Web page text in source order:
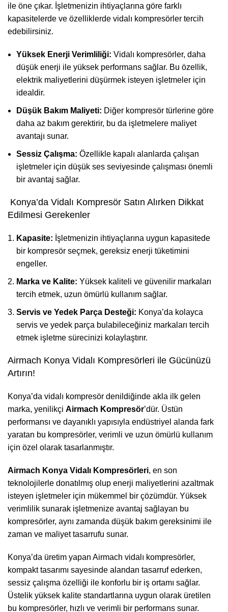
ile öne çıkar. İşletmenizin ihtiyaçlarına göre farklı
kapasitelerde ve özelliklerde vidalı kompresörler tercih
edebilirsiniz.
Yüksek Enerji Verimliliği: Vidalı kompresörler, daha
düşük enerji ile yüksek performans sağlar. Bu özellik,
elektrik maliyetlerini düşürmek isteyen işletmeler için
idealdir.
Düşük Bakım Maliyeti: Diğer kompresör türlerine göre
daha az bakım gerektirir, bu da işletmelere maliyet
avantajı sunar.
Sessiz Çalışma: Özellikle kapalı alanlarda çalışan
işletmeler için düşük ses seviyesinde çalışması önemli
bir avantaj sağlar.
Konya’da Vidalı Kompresör Satın Alırken Dikkat
Edilmesi Gerekenler
Kapasite: İşletmenizin ihtiyaçlarına uygun kapasitede
bir kompresör seçmek, gereksiz enerji tüketimini
engeller.
Marka ve Kalite: Yüksek kaliteli ve güvenilir markaları
tercih etmek, uzun ömürlü kullanım sağlar.
Servis ve Yedek Parça Desteği: Konya’da kolayca
servis ve yedek parça bulabileceğiniz markaları tercih
etmek işletme sürecinizi kolaylaştırır.
Airmach Konya Vidalı Kompresörleri ile Gücünüzü
Artırın!
Konya’da vidalı kompresör denildiğinde akla ilk gelen
marka, yenilikçi Airmach Kompresör’dür. Üstün
performansı ve dayanıklı yapısıyla endüstriyel alanda fark
yaratan bu kompresörler, verimli ve uzun ömürlü kullanım
için özel olarak tasarlanmıştır.
Airmach Konya Vidalı Kompresörleri, en son
teknolojilerle donatılmış olup enerji maliyetlerini azaltmak
isteyen işletmeler için mükemmel bir çözümdür. Yüksek
verimlilik sunarak işletmenize avantaj sağlayan bu
kompresörler, aynı zamanda düşük bakım gereksinimi ile
zaman ve maliyet tasarrufu sunar.
Konya’da üretim yapan Airmach vidalı kompresörler,
kompakt tasarımı sayesinde alandan tasarruf ederken,
sessiz çalışma özelliği ile konforlu bir iş ortamı sağlar.
Üstelik yüksek kalite standartlarına uygun olarak üretilen
bu kompresörler, hızlı ve verimli bir performans sunar.